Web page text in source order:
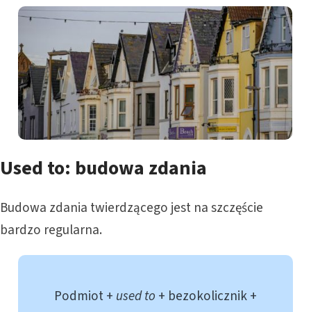
Used to: budowa zdania
Budowa zdania twierdzącego jest na szczęście
bardzo regularna.
Podmiot + used to + bezokolicznik +